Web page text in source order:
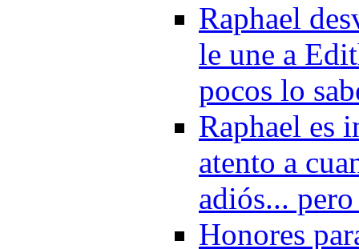
Raphael
le une a
pocos lo
Raphael es
atento a
adiós...
Honores